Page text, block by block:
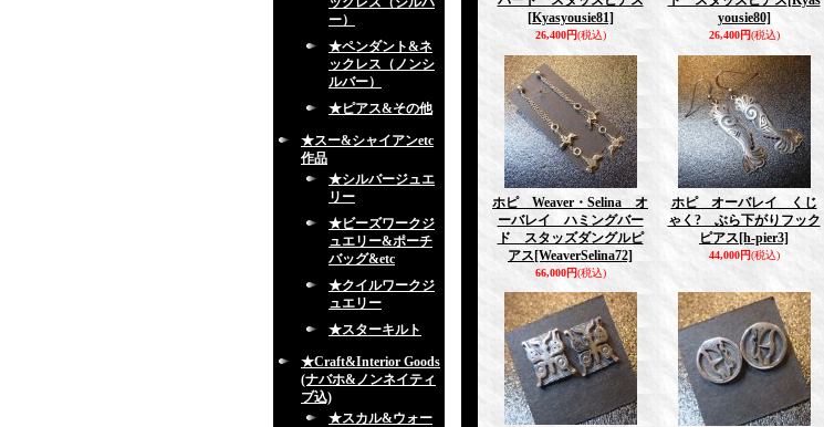
ー）
★ペンダント&ネ
ックレス（ノンシ
ルバー）
★ピアス&その他
★スー&シャイアンetc
作品
★シルバージュエ
リー
★ビーズワークジ
ュエリー&ポーチ
バッグ&etc
★クイルワークジ
ュエリー
★スターキルト
★Craft&Interior Goods
(ナバホ&ノンネイティ
ブ込)
★スカル&ウォー
[Kyasyousie81]
26,400円(税込)
yousie80]
26,400円(税込)
ホピ Weaver・Selina オ
ーバレイ ハミングバー
ド スタッズダングルピ
アス [WeaverSelina72]
66,000円(税込)
ホピ オーバレイ くじ
ゃく? ぶら下がりフック
ピアス [h-pier3]
44,000円(税込)